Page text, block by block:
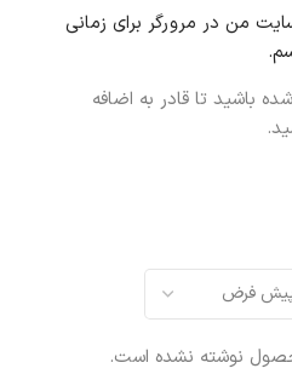
نوشته نشده است.
من در مرورگر برای زمانی
باشید تا قادر به اضافه